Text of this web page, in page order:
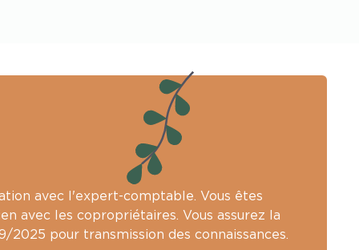
avec l'expert-comptable. Vous êtes
avec les copropriétaires. Vous assurez la
pour transmission des connaissances.